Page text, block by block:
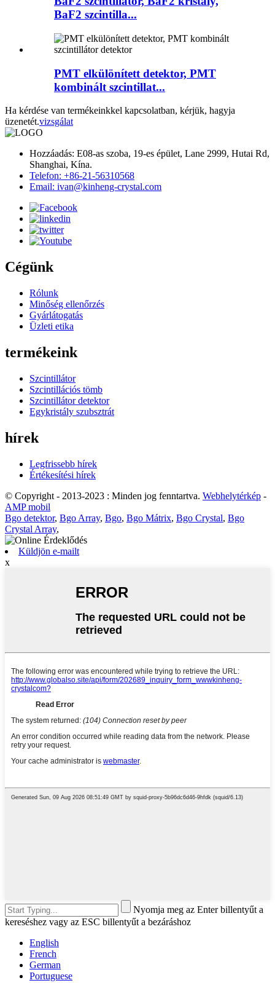
BaF2 szcintilla...
PMT elkülönített detektor, PMT
kombinált szcintillat...
Ha kérdése van termékeinkkel kapcsolatban, kérjük, hagyja
üzenetét.vizsgálat
Hozzáadás: E08-as szoba, 19-es épület, Lane 2999, Hutai Rd,
Shanghai, Kína.
Telefon: +86-21-56310568
Email: ivan@kinheng-crystal.com
Cégünk
Rólunk
Minőség ellenőrzés
Gyárlátogatás
Üzleti etika
termékeink
Szcintillátor
Szcintillációs tömb
Szcintillátor detektor
Egykristály szubsztrát
hírek
Legfrissebb hírek
Értékesítési hírek
© Copyright - 2013-2023 : Minden jog fenntartva. Webhelytérkép -
AMP mobil
Bgo detektor, Bgo Array, Bgo, Bgo Mátrix, Bgo Crystal, Bgo
Crystal Array,
Küldjön e-mailt
x
Nyomja meg az Enter billentyűt a
kereséshez vagy az ESC billentyűt a bezáráshoz
English
French
German
Portuguese